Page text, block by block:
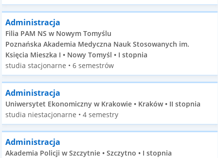
Administracja
Filia PAM NS w Nowym Tomyślu
Poznańska Akademia Medyczna Nauk Stosowanych im.
Księcia Mieszka I • Nowy Tomyśl • I stopnia
studia stacjonarne • 6 semestrów
Administracja
Uniwersytet Ekonomiczny w Krakowie • Kraków • II stopnia
studia niestacjonarne • 4 semestry
Administracja
Akademia Policji w Szczytnie • Szczytno • I stopnia